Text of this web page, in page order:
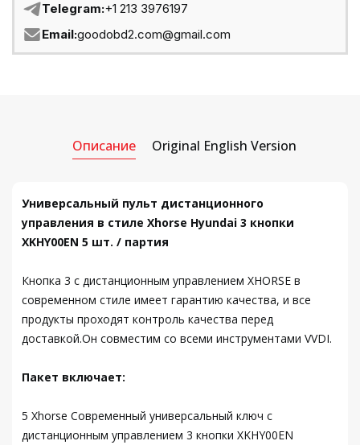
Telegram:+1 213 3976197
Email:goodobd2.com@gmail.com
Описание Original English Version
Универсальный пульт дистанционного
управления в стиле Xhorse Hyundai 3 кнопки
XKHY00EN 5 шт. / партия
Кнопка 3 с дистанционным управлением XHORSE в
современном стиле имеет гарантию качества, и все
продукты проходят контроль качества перед
доставкой.Он совместим со всеми инструментами VVDI.
Пакет включает:
5 Xhorse Современный универсальный ключ с
дистанционным управлением 3 кнопки XKHY00EN